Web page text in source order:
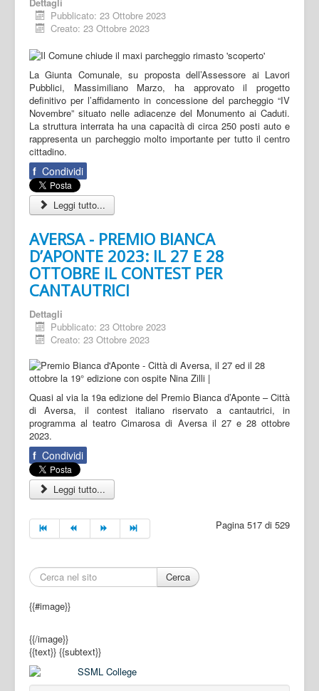
Dettagli
Pubblicato: 23 Ottobre 2023
Creato: 23 Ottobre 2023
La Giunta Comunale, su proposta dell’Assessore ai Lavori
Pubblici, Massimiliano Marzo, ha approvato il progetto
definitivo per l’affidamento in concessione del parcheggio “IV
Novembre” situato nelle adiacenze del Monumento ai Caduti.
La struttura interrata ha una capacità di circa 250 posti auto e
rappresenta un parcheggio molto importante per tutto il centro
cittadino.
f Condividi
Leggi tutto...
AVERSA - PREMIO BIANCA
D’APONTE 2023: IL 27 E 28
OTTOBRE IL CONTEST PER
CANTAUTRICI
Dettagli
Pubblicato: 23 Ottobre 2023
Creato: 23 Ottobre 2023
Quasi al via la 19a edizione del Premio Bianca d’Aponte – Città
di Aversa, il contest italiano riservato a cantautrici, in
programma al teatro Cimarosa di Aversa il 27 e 28 ottobre
2023.
f Condividi
Leggi tutto...
Pagina 517 di 529
Cerca
{{#image}}
{{/image}}
{{text}} {{subtext}}